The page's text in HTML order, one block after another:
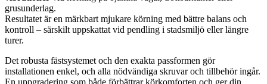
grusunderlag.
Resultatet är en märkbart mjukare körning med bättre balans och
kontroll – särskilt uppskattat vid pendling i stadsmiljö eller längre
turer.
Det robusta fästsystemet och den exakta passformen gör
installationen enkel, och alla nödvändiga skruvar och tillbehör ingår.
En uppgradering som både förbättrar körkomforten och ger din